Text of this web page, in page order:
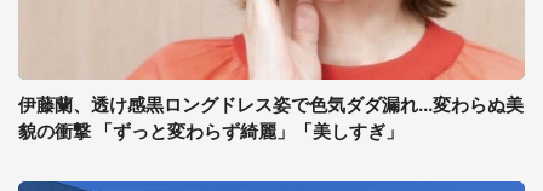
伊藤蘭、透け感黒ロングドレス姿で色気ダダ漏れ...変わらぬ美
貌の衝撃 「ずっと変わらず綺麗」「美しすぎ」